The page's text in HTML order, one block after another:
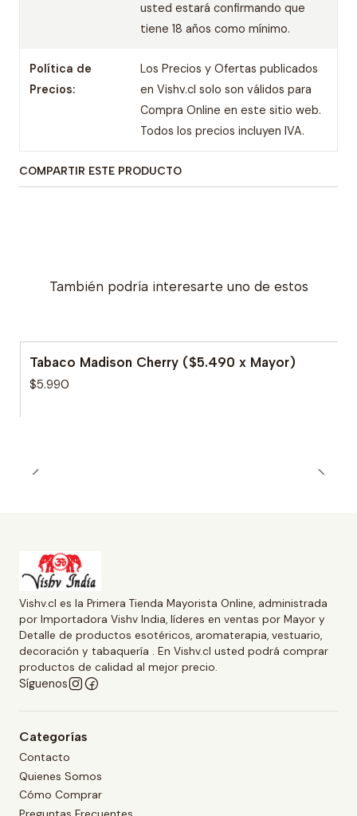
usted estará confirmando que
tiene 18 años como mínimo.
Política de
Precios:
Los Precios y Ofertas publicados
en Vishv.cl solo son válidos para
Compra Online en este sitio web.
Todos los precios incluyen IVA.
COMPARTIR ESTE PRODUCTO
También podría interesarte uno de estos
Tabaco Madison Cherry ($5.490 x Mayor)
$5.990
Vishv.cl es la Primera Tienda Mayorista Online, administrada
por Importadora Vishv India, líderes en ventas por Mayor y
Detalle de productos esotéricos, aromaterapia, vestuario,
decoración y tabaquería . En Vishv.cl usted podrá comprar
productos de calidad al mejor precio.
Síguenos
Categorías
Contacto
Quienes Somos
Cómo Comprar